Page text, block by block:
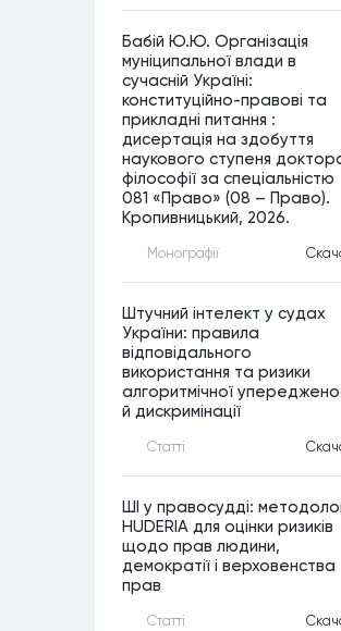
Бабій Ю.Ю. Організація
муніципальної влади в
сучасній Україні:
конституційно-правові та
прикладні питання :
дисертація на здобуття
наукового ступеня
філософії за спеціальністю
081 «Право» (08 – Право).
Кропивницький, 2026.
Монографiї
Штучний інтелект у судах
України: правила
відповідального
використання та ризики
алгоритмічної
й дискримінації
Статтi
ШІ у правосудді:
HUDERIA для оцінки ризиків
щодо прав людини,
демократії і верховенства
прав
Статтi